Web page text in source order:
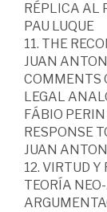
RÉPLICA AL
PAU LUQUE
11. THE
JUAN
COMMENTS
LEGAL
FÁBIO
RESPONSE
JUAN
12. VIRTUD
TEORÍA